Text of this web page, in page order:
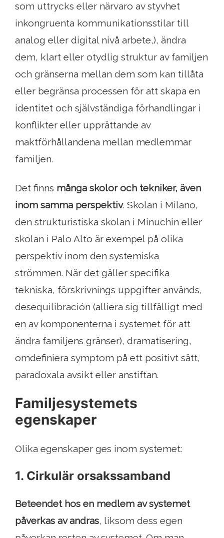
som uttrycks eller närvaro av styvhet
inkongruenta kommunikationsstilar till
analog eller digital nivå arbete,), ändra
dem, klart eller otydlig struktur av familjen
och gränserna mellan dem som kan tillåta
eller begränsa processen för att skapa en
identitet och självständiga förhandlingar i
konflikter eller upprättande av
maktförhållandena mellan medlemmar
familjen.
Det finns många skolor och tekniker, även
inom samma perspektiv. Skolan i Milano,
den strukturistiska skolan i Minuchin eller
skolan i Palo Alto är exempel på olika
perspektiv inom den systemiska
strömmen. När det gäller specifika
tekniska, förskrivnings uppgifter används,
desequilibración (alliera sig tillfälligt med
en av komponenterna i systemet för att
ändra familjens gränser), dramatisering,
omdefiniera symptom på ett positivt sätt,
paradoxala avsikt eller anstiftan.
Familjesystemets
egenskaper
Olika egenskaper ges inom systemet:
1. Cirkulär orsakssamband
Beteendet hos en medlem av systemet
påverkas av andras, liksom dess egen